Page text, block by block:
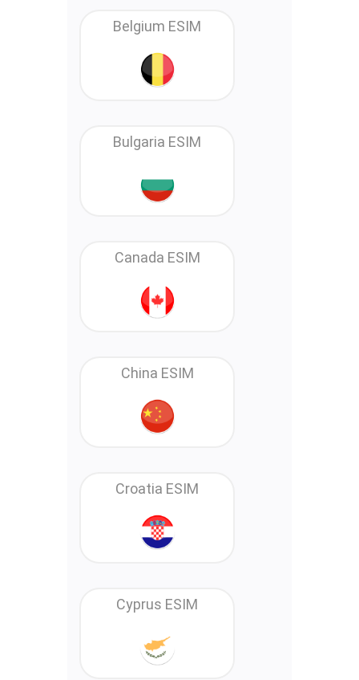
Belgium ESIM
Bulgaria ESIM
Canada ESIM
China ESIM
Croatia ESIM
Cyprus ESIM